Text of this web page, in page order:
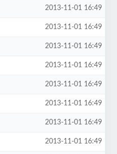
2013-11-01 16:49
2013-11-01 16:49
2013-11-01 16:49
2013-11-01 16:49
2013-11-01 16:49
2013-11-01 16:49
2013-11-01 16:49
2013-11-01 16:49